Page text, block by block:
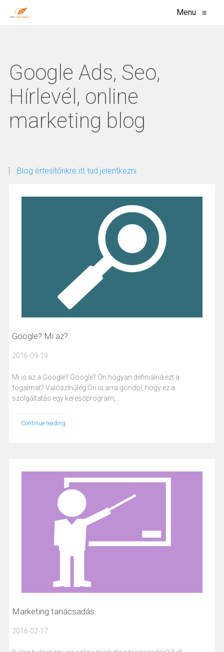
Menu ≡
Google Ads, Seo,
Hírlevél, online
marketing blog
Blog értesítőnkre itt tud jelentkezni
Google? Mi az?
2016-09-19
Mi is az a Google? Google? Ön hogyan definiálná ezt a
fogalmat? Valószínűleg Ön is arra gondol, hogy ez a
szolgáltatás egy keresőprogram,…
Continue reading
Marketing tanácsadás
2016-02-17